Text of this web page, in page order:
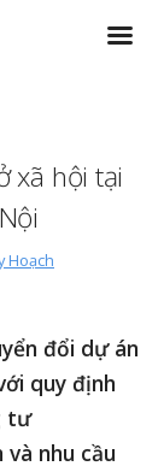
xã hội tại
Hoạch
đổi dự án
quy định
tư
nhu cầu